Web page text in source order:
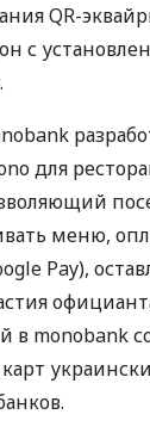
QR-
с
для
меню,
Pay),
в monobank